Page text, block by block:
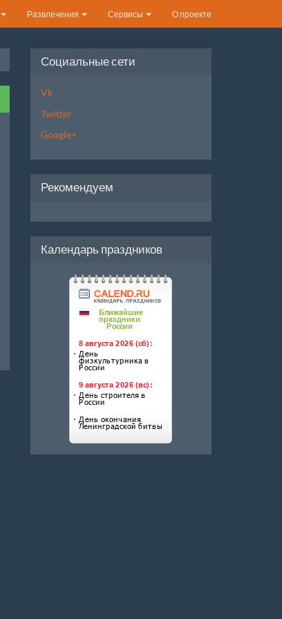
Развлечения Сервисы О проекте
Социальные сети
Vk
Twitter
Google+
Рекомендуем
Календарь праздников